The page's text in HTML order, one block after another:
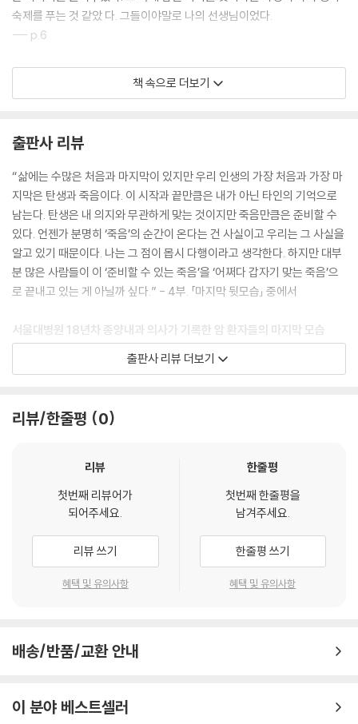
숙제를 푸는 것 같았 다. 그들이야말로 나의 선생님이었다.
--- p.6
· 장애물이 있으면 어떻게든 치우며 앞으로 나아가는 삶. 불가능을 가능으
로 만들며 존재 이유를 찾는, 앞만 보며 이 악물고 달려온 삶. 그에게 삶은
떠났다고 했다. 생의 마지막 순간에 가족들에게 둘러싸여 평온하게 떠났을
지, 가족들의 외면 속에서 쓸쓸히 떠난 것은 아닌지 모르겠다. 지켜봐왔던
그의 삶을 생각해보면 후자였다고 해도 이상하지 않았다. 그 소식을 들었
을 때 내가 죽은 뒤에 혹시라도 그를 다시 만난다면 꼭 묻고 싶어졌다. “당
신은 무엇을 위하여 그렇게 열심히 살았습니까?”
--- p.24
· 내가 목격한 수많은 혈연관계도 참담한 경우가 더 많았다. 그럴 때면 생각
유로 행복하지만 불행한 가정은 저마다의 이유로 불행하다’라는 첫 문장은
옳다고. 누군가에게 가족은 가장 의지할 수 있는 대상이었지만 때때로 누
군가에게는 짐이자 삶을 옥죄는 족쇄에 지나지 않았다.
--- p.39
· 어쨌든 의사조차도 낯선 사후 뇌 기증을 팔순의 환자가 미리 신청해두었
것이다. 거기에서 멈추지 않고 방법을 찾아본 끝에 이 사후 뇌 기증을 선택
했을 것이다. 그 선택 하나만으로도 그가 세상을 떠나기 전에 얼마나 죽음
에 대해 많은 생각을 거쳤고 준비를 해왔는지 짐작할 수 있었다.
--- p.50
· 암에 걸리는 것은 허허벌판을 지나다 예고 없이 쏟아 붓는 지독한 폭우를
만나는 것과 비슷하다. 우산도 없고 피할 곳도 없다. 할 수 있는 것은 고스
힐 수도 있다. 그러나 비를 피할 만한 장소를 마주칠지도 모른다. 혹은 비를
--- p.56
책 속으로 더보기
출판사 리뷰
“삶에는 수많은 처음과 마지막이 있지만 우리 인생의 가장 처음과 가장 마
지막은 탄생과 죽음이다. 이 시작과 끝만큼은 내가 아닌 타인의 기억으로
남는다. 탄생은 내 의지와 무관하게 맞는 것이지만 죽음만큼은 준비할 수
있다. 언젠가 분명히 ‘죽음’의 순간이 온다는 건 사실이고 우리는 그 사실을
알고 있기 때문이다. 나는 그 점이 몹시 다행이라고 생각한다. 하지만 대부
분 많은 사람들이 이 ‘준비할 수 있는 죽음’을 ‘어쩌다 갑자기 맞는 죽음’으
로 끝내고 있는 게 아닐까 싶다.” - 4부. 「마지막 뒷모습」 중에서
서울대병원 18년차 종양내과 의사가 기록한 암 환자들의 마지막 모습
“남은 삶을 의미 있게 하는 것은 무엇인가?”
비해 2019년 77.1퍼센트로 급격하게 바뀌었다. 연명의료를 하지 않거나
2019년 2만 건 이상이 늘었다. (시사인 ‘죽음의 미래’ 참조) 이 같은 사실
원이라는 이야기이고, 죽음에 대한 사람들의 태도에도 변화가 생기고 있다
는 이야기일 것이다. 실제로 서울대병원 18년차 종양내과 의사인 저자는
이 책에서, “2016년 대한민국에서 사망한 28만 명 중 21만 명이 병원에서
사망했고, 말기 암 환자는 90퍼센트가 병원에서 임종을 맞는다”라고 말했
다. 그런 의미에서 이 책은 의사이자 한 인간으로서 깨닫게 된 삶의 의미와,
라고 말한다. “지금까지 만나온 환자들의 선택이, 그들이 꾸려가는 시간
출판사 리뷰 더보기
리뷰/한줄평 0
리뷰
첫번째 리뷰어가
되어주세요.
리뷰 쓰기
혜택 및 유의사항
한줄평
첫번째 한줄평을
남겨주세요.
한줄평 쓰기
혜택 및 유의사항
배송/반품/교환 안내
이 분야 베스트셀러